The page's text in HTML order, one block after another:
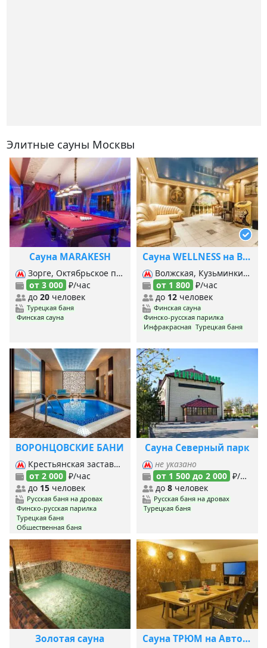
Элитные сауны Москвы
Сауна MARAKESH
Зорге, Октябрьское поле, Панфиловская, Хорошёво,
от 3 000 ₽/час
до 20 человек
Турецкая баня
Финская сауна
Сауна WELLNESS на Волгоградском
Волжская, Кузьминки, Печатники (Люб.-Дмитровская), Печатники (б. Кольцевая), Текстильщики (б. Кольцевая), Текстильщики (Таг.-Краснопр.),
от 1 800 ₽/час
до 12человек
Финская сауна
Финско-русская парилка
Инфракрасная Турецкая баня
ВОРОНЦОВСКИЕ БАНИ
Крестьянская застава, Марксистская, Пролетарская, Таганская (Кольцевая), Таганская (Таг.-Краснопр.),
от 2 000 ₽/час
до 15 человек
Русская баня на дровах
Финско-русская парилка
Турецкая баня
Общественная баня
Сауна Северный парк
не указано
от 1 500 до 2 000 ₽/час
до 8человек
Русская баня на дровах
Турецкая баня
Золотая сауна Сауна ТРЮМ на Автозаводской